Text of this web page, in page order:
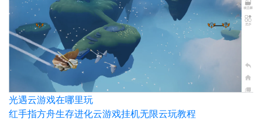
光遇云游戏在哪里玩
红手指方舟生存进化云游戏挂机无限云玩教程